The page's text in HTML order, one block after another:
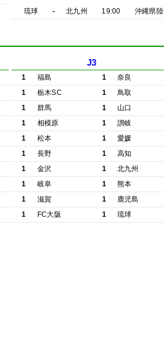
琉球
- 北九州 19:00 沖縄県陸
J3
1 福島 1
奈良
1
栃木SC 1
鳥取
1
群馬 1
山口
1
相模原 1
讃岐
1
松本 1
愛媛
1
長野 1
高知
1
金沢 1
北九州
1
岐阜 1
熊本
1
滋賀 1
鹿児島
1
FC大阪 1 琉球